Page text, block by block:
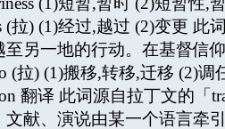
(拉) (1)经过,越过 (2)变更 此
至另一地的行动。在基督信
(拉) (1)搬移,转移,迁移 (2)
翻译 此词源自拉丁文的「
文献、演说由某一个语言牵